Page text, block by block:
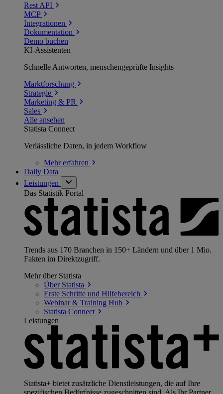
Rest API
MCP
Integrationen
Dokumentation
Demo buchen
KI-Assistenten
Schnelle Antworten, menschengeprüfte Insights
Marktforschung
Strategie
Marketing & PR
Sales
Alle ansehen
Statista Connect
Verlässliche Daten, in jedem Workflow
Mehrerfahren
Daily Data
Leistungen
Das Statistik Portal
Trends aus 170 Branchen in 150+ Ländern und über 1 Mio.
Fakten im Direktzugriff.
Mehr über Statista
Über Statista
Erste Schritte und Hilfebereich
Webinar & Training Hub
Statista Connect
Leistungen
Statista+ bietet zusätzliche Dienstleistungen, die auf Ihre
spezifischen Bedürfnisse zugeschnitten sind. Als Ihr Partner